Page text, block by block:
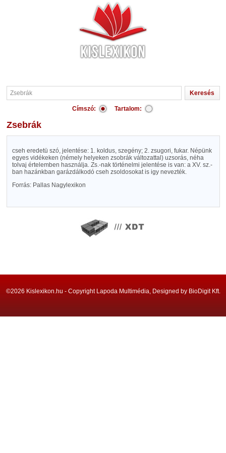
Címszó: Tartalom:
Zsebrák
cseh eredetü szó, jelentése: 1. koldus, szegény; 2. zsugori, fukar. Népünk
egyes vidékeken (némely helyeken zsobrák változattal) uzsorás, néha
tolvaj értelemben használja. Zs.-nak történelmi jelentése is van: a XV. sz.-
ban hazánkban garázdálkodó cseh zsoldosokat is igy nevezték.
Forrás: Pallas Nagylexikon
©2026 Kislexikon.hu - Copyright Lapoda Multimédia, Designed by BioDigit Kft.